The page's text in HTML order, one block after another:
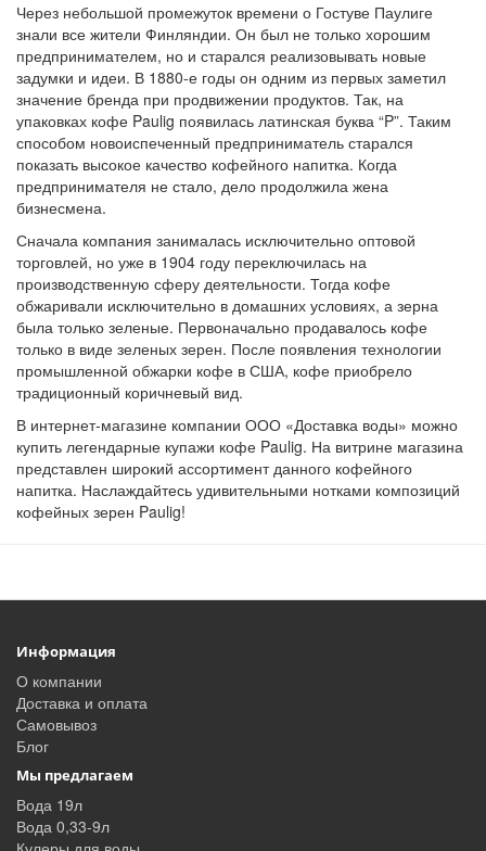
Через небольшой промежуток времени о Гостуве Паулиге
знали все жители Финляндии. Он был не только хорошим
предпринимателем, но и старался реализовывать новые
задумки и идеи. В 1880-е годы он одним из первых заметил
значение бренда при продвижении продуктов. Так, на
упаковках кофе Paulig появилась латинская буква “P”. Таким
способом новоиспеченный предприниматель старался
показать высокое качество кофейного напитка. Когда
предпринимателя не стало, дело продолжила жена
бизнесмена.
Сначала компания занималась исключительно оптовой
торговлей, но уже в 1904 году переключилась на
производственную сферу деятельности. Тогда кофе
обжаривали исключительно в домашних условиях, а зерна
была только зеленые. Первоначально продавалось кофе
только в виде зеленых зерен. После появления технологии
промышленной обжарки кофе в США, кофе приобрело
традиционный коричневый вид.
В интернет-магазине компании ООО «Доставка воды» можно
купить легендарные купажи кофе Paulig. На витрине магазина
представлен широкий ассортимент данного кофейного
напитка. Наслаждайтесь удивительными нотками композиций
кофейных зерен Paulig!
Информация
О компании
Доставка и оплата
Самовывоз
Блог
Мы предлагаем
Вода 19л
Вода 0,33-9л